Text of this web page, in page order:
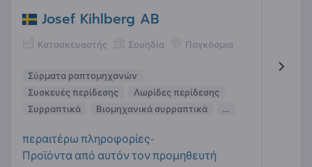
Josef Kihlberg AB
Κατασκευαστής Σουηδία Παγκόσμια
Σύρματα ραπτομηχανών
Συσκευές περίδεσης
Λωρίδες περίδεσης
Συρραπτικά
Βιομηχανικά συρραπτικά ...
περαιτέρω πληροφορίες-
Προϊόντα από αυτόν τον προμηθευτή